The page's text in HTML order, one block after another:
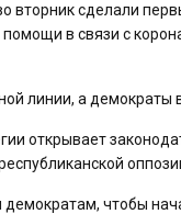
вторник сделали
в связи с
линии, а демократы
открывает
чтобы